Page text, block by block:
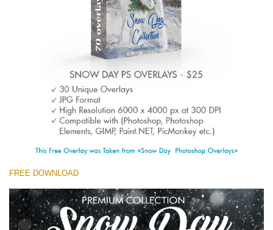
Download Gratuito
FREE DOWNLOAD